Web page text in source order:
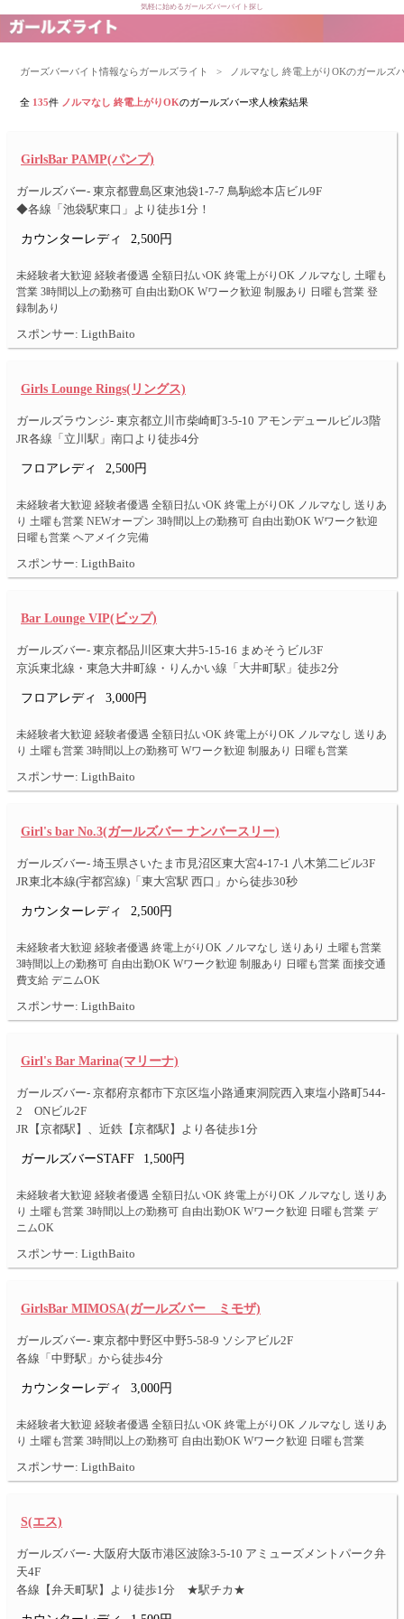
気軽に始めるガールズバーバイト探し
ガーズバーバイト情報ならガールズライト > ノルマなし 終電上がりOKのガールズ
全 135件 ノルマなし 終電上がりOKのガールズバー求人検索結果
GirlsBar PAMP(パンプ)
ガールズバー- 東京都豊島区東池袋1-7-7 鳥駒総本店ビル9F
◆各線「池袋駅東口」より徒歩1分！
カウンターレディ 2,500円
未経験者大歓迎 経験者優遇 全額日払いOK 終電上がりOK ノルマなし 土曜も
営業 3時間以上の勤務可 自由出勤OK Wワーク歓迎 制服あり 日曜も営業 登
録制あり
スポンサー: LigthBaito
Girls Lounge Rings(リングス)
ガールズラウンジ- 東京都立川市柴崎町3-5-10 アモンデュールビル3階
JR各線「立川駅」南口より徒歩4分
フロアレディ 2,500円
未経験者大歓迎 経験者優遇 全額日払いOK 終電上がりOK ノルマなし 送りあ
り 土曜も営業 NEWオープン 3時間以上の勤務可 自由出勤OK Wワーク歓迎
日曜も営業 ヘアメイク完備
スポンサー: LigthBaito
Bar Lounge VIP(ビップ)
ガールズバー- 東京都品川区東大井5-15-16 まめそうビル3F
京浜東北線・東急大井町線・りんかい線「大井町駅」徒歩2分
フロアレディ 3,000円
未経験者大歓迎 経験者優遇 全額日払いOK 終電上がりOK ノルマなし 送りあ
り 土曜も営業 3時間以上の勤務可 Wワーク歓迎 制服あり 日曜も営業
スポンサー: LigthBaito
Girl's bar No.3(ガールズバー ナンバースリー)
ガールズバー- 埼玉県さいたま市見沼区東大宮4-17-1 八木第二ビル3F
JR東北本線(宇都宮線)「東大宮駅 西口」から徒歩30秒
カウンターレディ 2,500円
未経験者大歓迎 経験者優遇 終電上がりOK ノルマなし 送りあり 土曜も営業
3時間以上の勤務可 自由出勤OK Wワーク歓迎 制服あり 日曜も営業 面接交通
費支給 デニムOK
スポンサー: LigthBaito
Girl's Bar Marina(マリーナ)
ガールズバー- 京都府京都市下京区塩小路通東洞院西入東塩小路町544-
2 ONビル2F
JR【京都駅】、近鉄【京都駅】より各徒歩1分
ガールズバーSTAFF 1,500円
未経験者大歓迎 経験者優遇 全額日払いOK 終電上がりOK ノルマなし 送りあ
り 土曜も営業 3時間以上の勤務可 自由出勤OK Wワーク歓迎 日曜も営業 デ
ニムOK
スポンサー: LigthBaito
GirlsBar MIMOSA(ガールズバー ミモザ)
ガールズバー- 東京都中野区中野5-58-9 ソシアビル2F
各線「中野駅」から徒歩4分
カウンターレディ 3,000円
未経験者大歓迎 経験者優遇 全額日払いOK 終電上がりOK ノルマなし 送りあ
り 土曜も営業 3時間以上の勤務可 自由出勤OK Wワーク歓迎 日曜も営業
スポンサー: LigthBaito
S(エス)
ガールズバー- 大阪府大阪市港区波除3-5-10 アミューズメントパーク弁
天4F
各線【弁天町駅】より徒歩1分 ★駅チカ★